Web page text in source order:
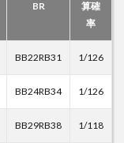
BR
算確
率
BB22RB31 1/126
BB24RB34 1/126
BB29RB38 1/118